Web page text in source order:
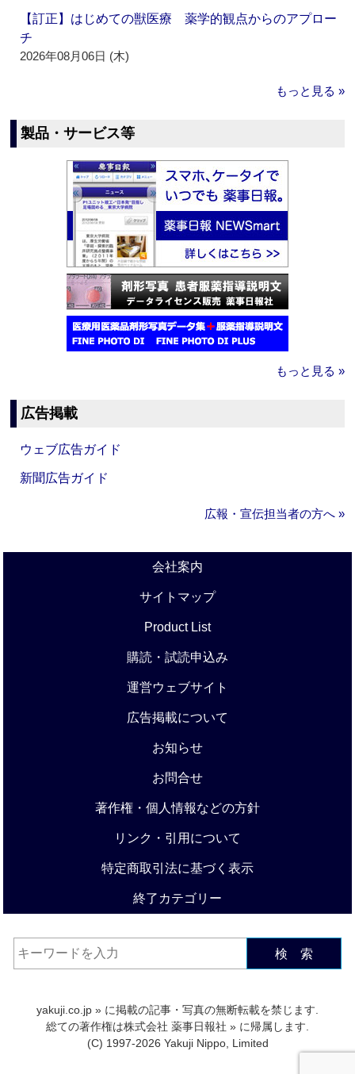
【訂正】はじめての獣医療 薬学的観点からのアプロー
チ
2026年08月06日 (木)
もっと見る »
製品・サービス等
もっと見る »
広告掲載
ウェブ広告ガイド
新聞広告ガイド
広報・宣伝担当者の方へ »
会社案内
サイトマップ
Product List
購読・試読申込み
運営ウェブサイト
広告掲載について
お知らせ
お問合せ
著作権・個人情報などの方針
リンク・引用について
特定商取引法に基づく表示
終了カテゴリー
検 索
yakuji.co.jp » に掲載の記事・写真の無断転載を禁じます.
総ての著作権は株式会社 薬事日報社 » に帰属します.
(C) 1997-2026 Yakuji Nippo, Limited